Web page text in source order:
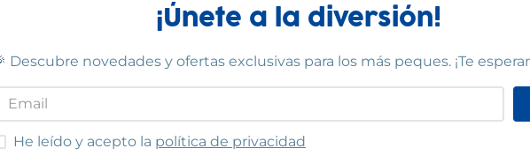
¡Únete a la diversión!
Descubre novedades y ofertas exclusivas para los más peques. ¡Te
leído y acepto las condiciones
He leído y acepto la política de privacidad